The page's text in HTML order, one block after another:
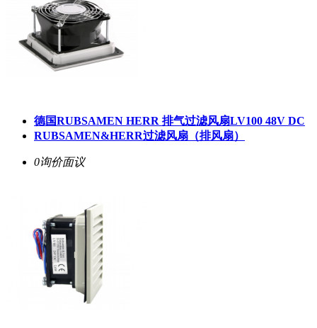
德国RUBSAMEN HERR 排气过滤风扇LV100 48V DC
RUBSAMEN&HERR过滤风扇（排风扇）
0询价面议